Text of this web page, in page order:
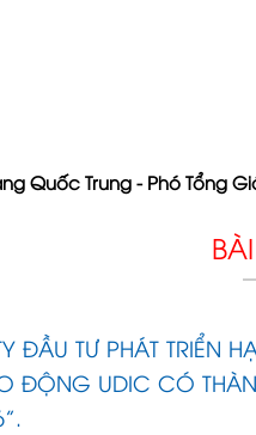
Quốc Trung - Phó Tổng
TƯ PHÁT TRIỂN
ĐỘNG UDIC CÓ